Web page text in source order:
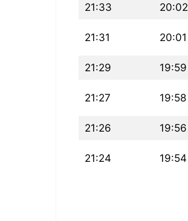
20:02
21:33
20:01
21:31
19:59
21:29
19:58
21:27
19:56
21:26
19:54
21:24